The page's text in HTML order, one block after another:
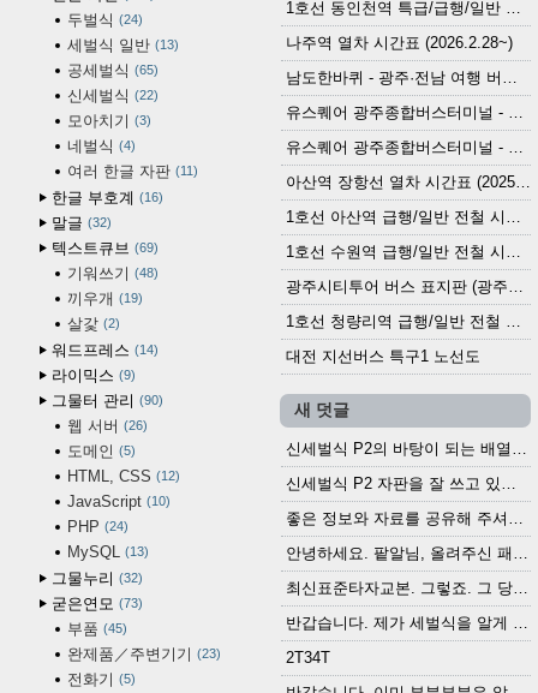
두벌식 24
세벌식 일반 13
공세벌식 65
신세벌식 22
모아치기 3
네벌식 4
여러 한글 자판 11
한글 부호계 16
말글 32
텍스트큐브 69
기워쓰기 48
끼우개 19
살갗 2
워드프레스 14
라이믹스 9
그물터 관리 90
웹 서버 26
도메인 5
HTML, CSS 12
JavaScript 10
PHP 24
MySQL 13
그물누리 32
굳은연모 73
부품 45
완제품／주변기기 23
전화기 5
1호선 동인천역 특급/급행/일반 전철 시간표 (2026.2.28~)
나주역 열차 시간표 (2026.2.28~)
남도한바퀴 - 광주·전남 여행 버스 노선 (2026.3.1~5.31)
유스퀘어 광주종합버스터미널 - 곡성,순천／화순,보성,율포 방면 시외버스 시간표 (2026.1.31)
유스퀘어 광주종합버스터미널 - 담양, 순창, 남원, 무주, 장수, 거창, 대구 방면 시외버스 시간표 (2026...
아산역 장항선 열차 시간표 (2025.12.30 기준) (무궁화호, ITX-마음, 새마을호, 서해금빛열차)
1호선 아산역 급행/일반 전철 시간표 (2025.12.30~)
1호선 수원역 급행/일반 전철 시간표 (2025.12.30~)
광주시티투어 버스 표지판 (광주역 정류장) (2024?)
1호선 청량리역 급행/일반 전철 시간표 · 노선도 (2025.12.30~)
대전 지선버스 특구1 노선도
새 덧글
신세벌식 P2의 바탕이 되는 배열이나 주요 기능...
신세벌식 P2 자판을 잘 쓰고 있습니다. 쓰기 편리...
좋은 정보와 자료를 공유해 주셔서 고맙습니다....
안녕하세요. 팥알님, 올려주신 패치 여러모로 감사...
최신표준타자교본. 그렇죠. 그 당시에 최신 표준...
반갑습니다. 제가 세벌식을 알게 되어 세벌식 써...
2T34T